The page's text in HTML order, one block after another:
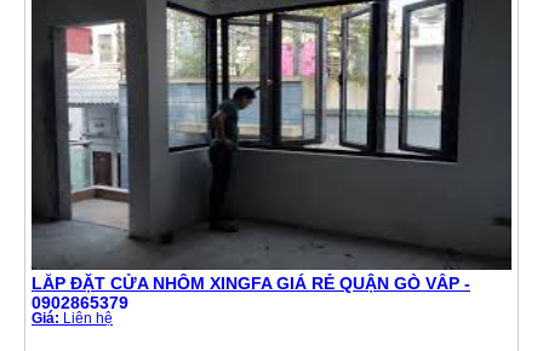
LẮP ĐẶT CỬA NHÔM XINGFA GIÁ RẺ QUẬN GÒ VẤP -
0902865379
Giá: Liên hệ